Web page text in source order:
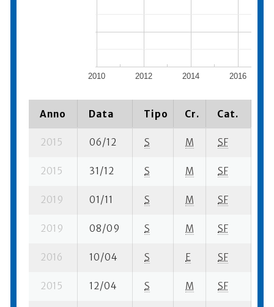
2010 2012 2014 2016
Anno Data Tipo Cr. Cat.
2015 06/12 S M SF
2015 31/12 S M SF
2019 01/11 S M SF
2019 08/09 S M SF
2016 10/04 S E SF
2015 12/04 S M SF